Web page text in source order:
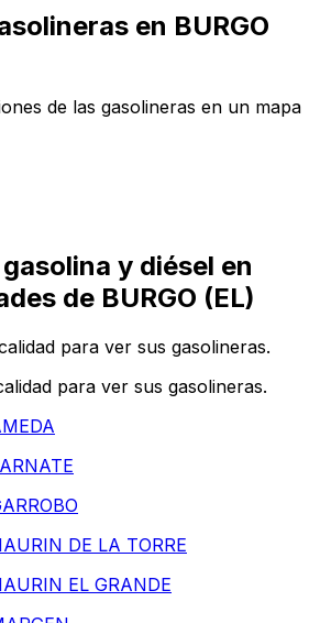
en BURGO
de las gasolineras en un mapa
y diésel en
de BURGO (EL)
para ver sus gasolineras.
para ver sus gasolineras.
DE LA TORRE
EL GRANDE